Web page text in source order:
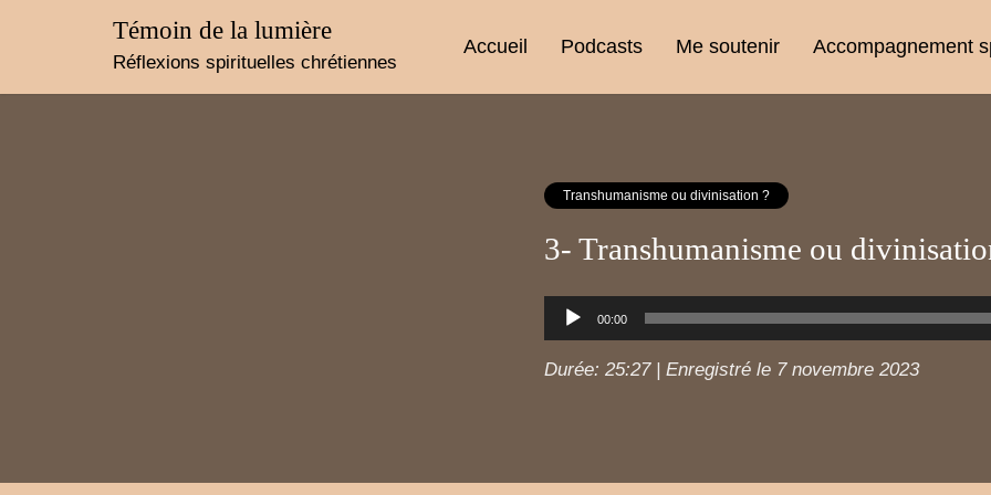
Témoin de la lumière
Réflexions spirituelles chrétiennes
Accueil Podcasts Me soutenir Accompagnement
Transhumanisme ou divinisation ?
3- Transhumanisme ou
Lecteur
audio
00:00
Durée: 25:27| Enregistré le 7 novembre 2023